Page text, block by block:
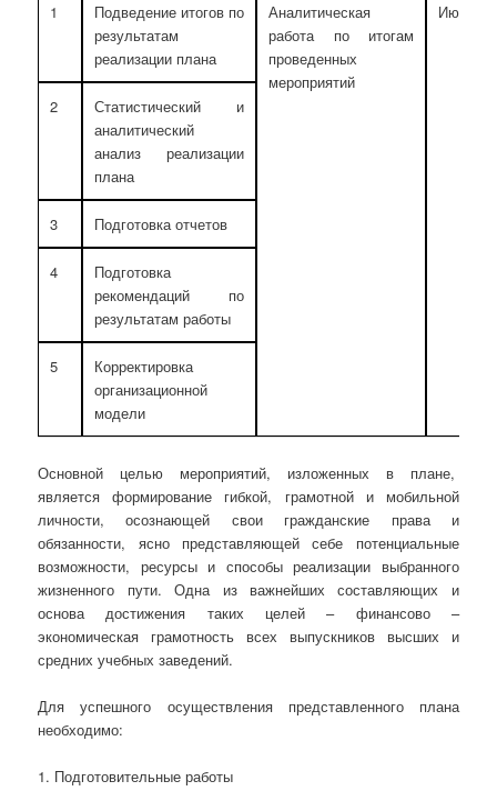
1
Подведение итогов по
результатам
реализации плана
Аналитическая
работа по итогам
проведенных
мероприятий
Июнь
2
Статистический и
аналитический
анализ реализации
плана
3 Подготовка отчетов
4
Подготовка
рекомендаций по
результатам работы
5
Корректировка
организационной
модели
Основной целью мероприятий, изложенных в плане,
является формирование гибкой, грамотной и мобильной
личности, осознающей свои гражданские права и
обязанности, ясно представляющей себе потенциальные
возможности, ресурсы и способы реализации выбранного
жизненного пути. Одна из важнейших составляющих и
основа достижения таких целей – финансово –
экономическая грамотность всех выпускников высших и
средних учебных заведений.
Для успешного осуществления представленного плана
необходимо:
1. Подготовительные работы